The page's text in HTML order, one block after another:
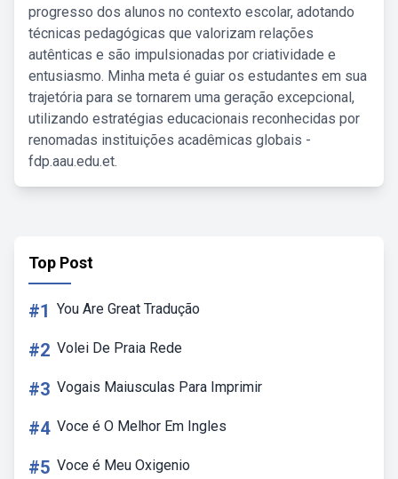
progresso dos alunos no contexto escolar, adotando
técnicas pedagógicas que valorizam relações
autênticas e são impulsionadas por criatividade e
entusiasmo. Minha meta é guiar os estudantes em sua
trajetória para se tornarem uma geração excepcional,
utilizando estratégias educacionais reconhecidas por
renomadas instituições acadêmicas globais -
fdp.aau.edu.et.
Top Post
#1 You Are Great Tradução
#2 Volei De Praia Rede
#3 Vogais Maiusculas Para Imprimir
#4 Voce é O Melhor Em Ingles
#5 Voce é Meu Oxigenio